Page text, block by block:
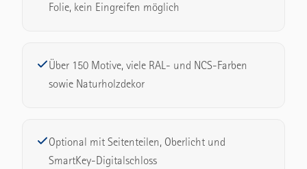
Folie, kein Eingreifen möglich
Über 150 Motive, viele RAL- und NCS-Farben
sowie Naturholzdekor
Optional mit Seitenteilen, Oberlicht und
SmartKey-Digitalschloss